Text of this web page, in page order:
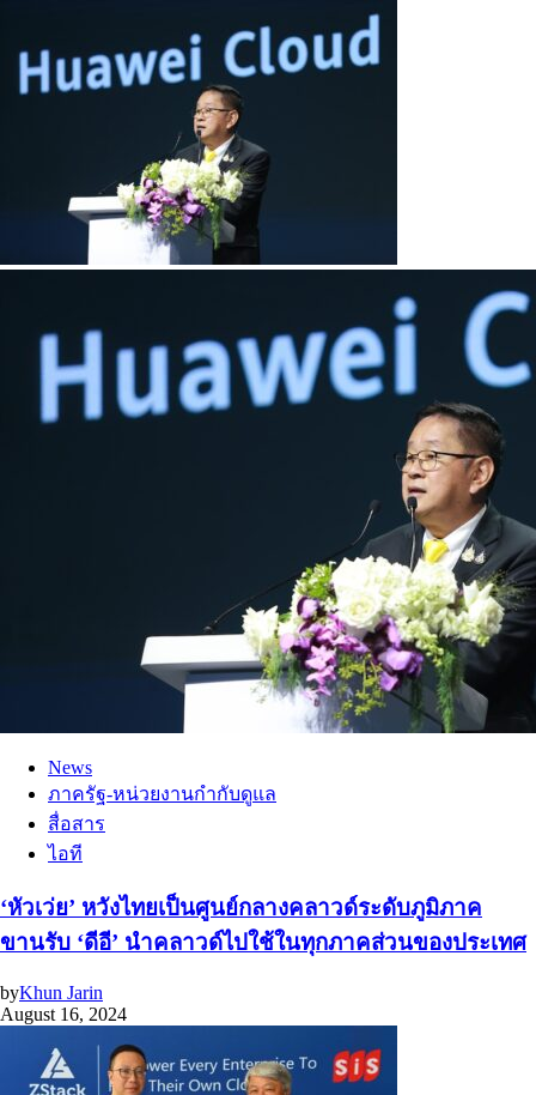
News
ภาครัฐ-หน่วยงานกำกับดูแล
สื่อสาร
ไอที
‘หัวเว่ย’ หวังไทยเป็นศูนย์กลางคลาวด์ระดับภูมิภาค
ขานรับ ‘ดีอี’ นำคลาวด์ไปใช้ในทุกภาคส่วนของประเทศ
byKhun Jarin
August 16, 2024